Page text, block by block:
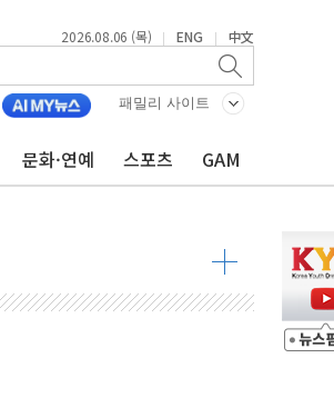
2026.08.06 (목) | ENG | 中文
패밀리 사이트
문화·연예 스포츠 GAM
3인방' 정면 반박
백만 지질도 완성
확보